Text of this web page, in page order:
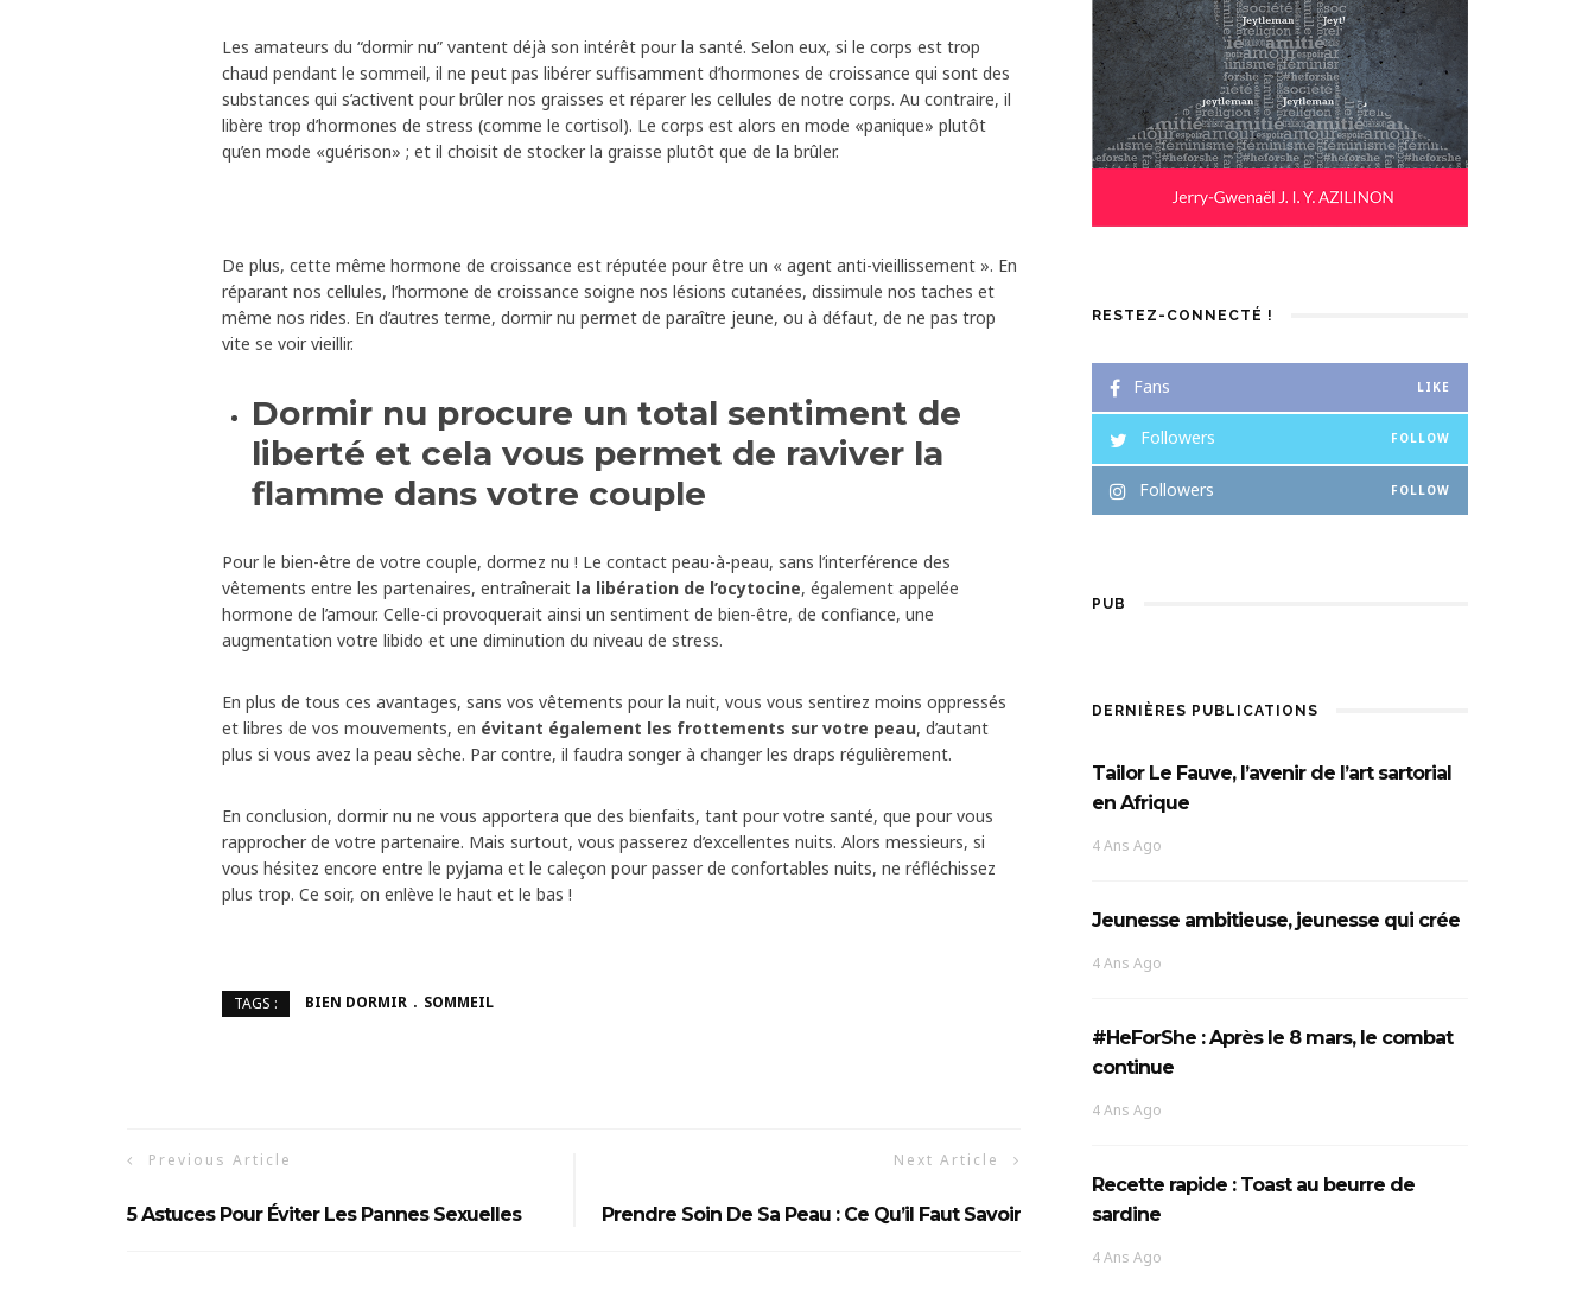
Les amateurs du “dormir nu” vantent déjà son intérêt pour la santé. Selon eux, si le corps est trop
chaud pendant le sommeil, il ne peut pas libérer suffisamment d’hormones de croissance qui sont des
substances qui s’activent pour brûler nos graisses et réparer les cellules de notre corps. Au contraire, il
libère trop d’hormones de stress (comme le cortisol). Le corps est alors en mode «panique» plutôt
qu’en mode «guérison» ; et il choisit de stocker la graisse plutôt que de la brûler.
De plus, cette même hormone de croissance est réputée pour être un « agent anti-vieillissement ». En
réparant nos cellules, l’hormone de croissance soigne nos lésions cutanées, dissimule nos taches et
même nos rides. En d’autres terme, dormir nu permet de paraître jeune, ou à défaut, de ne pas trop
vite se voir vieillir.
Dormir nu procure un total sentiment de
liberté et cela vous permet de raviver la
flamme dans votre couple
Pour le bien-être de votre couple, dormez nu ! Le contact peau-à-peau, sans l’interférence des
vêtements entre les partenaires, entraînerait la libération de l’ocytocine, également appelée
hormone de l’amour. Celle-ci provoquerait ainsi un sentiment de bien-être, de confiance, une
augmentation votre libido et une diminution du niveau de stress.
En plus de tous ces avantages, sans vos vêtements pour la nuit, vous vous sentirez moins oppressés
et libres de vos mouvements, en évitant également les frottements sur votre peau, d’autant
plus si vous avez la peau sèche. Par contre, il faudra songer à changer les draps régulièrement.
En conclusion, dormir nu ne vous apportera que des bienfaits, tant pour votre santé, que pour vous
rapprocher de votre partenaire. Mais surtout, vous passerez d’excellentes nuits. Alors messieurs, si
vous hésitez encore entre le pyjama et le caleçon pour passer de confortables nuits, ne réfléchissez
plus trop. Ce soir, on enlève le haut et le bas !
TAGS : BIEN DORMIR SOMMEIL
Previous Article
5 Astuces Pour Éviter Les Pannes Sexuelles
Next Article
Prendre Soin De Sa Peau : Ce Qu’il Faut Savoir
RESTEZ-CONNECTÉ !
Fans LIKE
Followers FOLLOW
Followers FOLLOW
PUB
DERNIÈRES PUBLICATIONS
Tailor Le Fauve, l’avenir de l’art sartorial
en Afrique
4 Ans Ago
Jeunesse ambitieuse, jeunesse qui crée
4 Ans Ago
#HeForShe : Après le 8 mars, le combat
continue
4 Ans Ago
Recette rapide : Toast au beurre de
sardine
4 Ans Ago